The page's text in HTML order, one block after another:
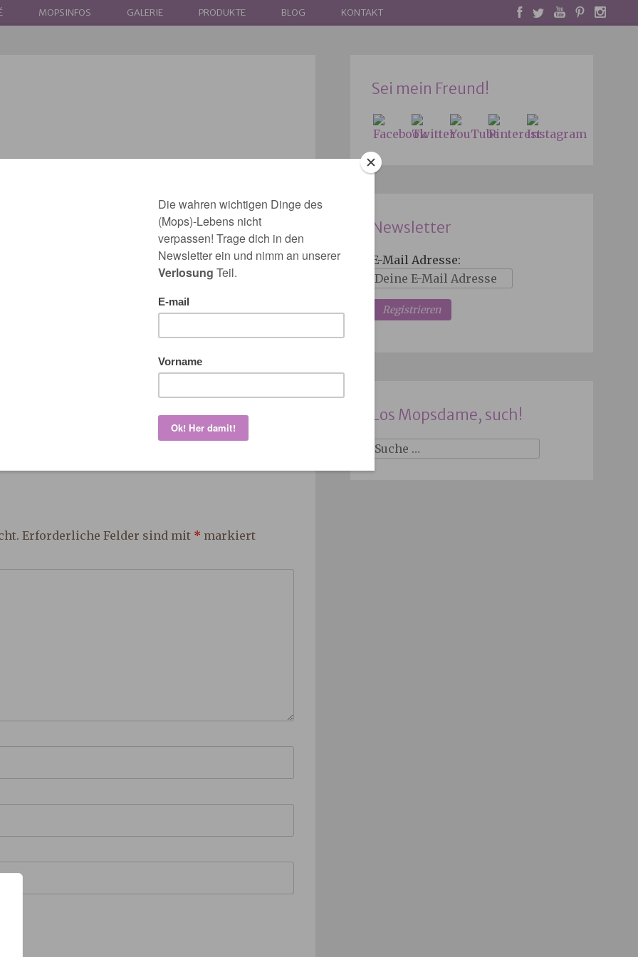
MOPSINFOS GALERIE PRODUKTE BLOG KONTAKT
sind.
Erforderliche Felder sind mit * markiert
Sei mein Freund!
Newsletter
E-Mail Adresse:
Los Mopsdame, such!
Suche